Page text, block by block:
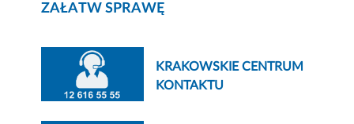
ZAŁATW SPRAWĘ
KRAKOWSKIE CENTRUM
KONTAKTU